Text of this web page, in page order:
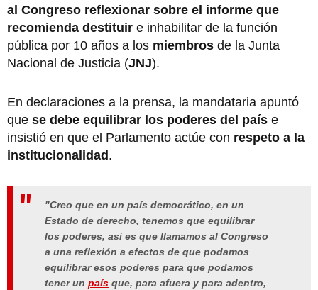
al Congreso reflexionar sobre el informe que
recomienda destituir e inhabilitar de la función
pública por 10 años a los miembros de la Junta
Nacional de Justicia (JNJ).
En declaraciones a la prensa, la mandataria apuntó
que se debe equilibrar los poderes del país e
insistió en que el Parlamento actúe con respeto a la
institucionalidad.
"Creo que en un país democrático, en un
Estado de derecho, tenemos que equilibrar
los poderes, así es que llamamos al Congreso
a una reflexión a efectos de que podamos
equilibrar esos poderes para que podamos
tener un país que, para afuera y para adentro,